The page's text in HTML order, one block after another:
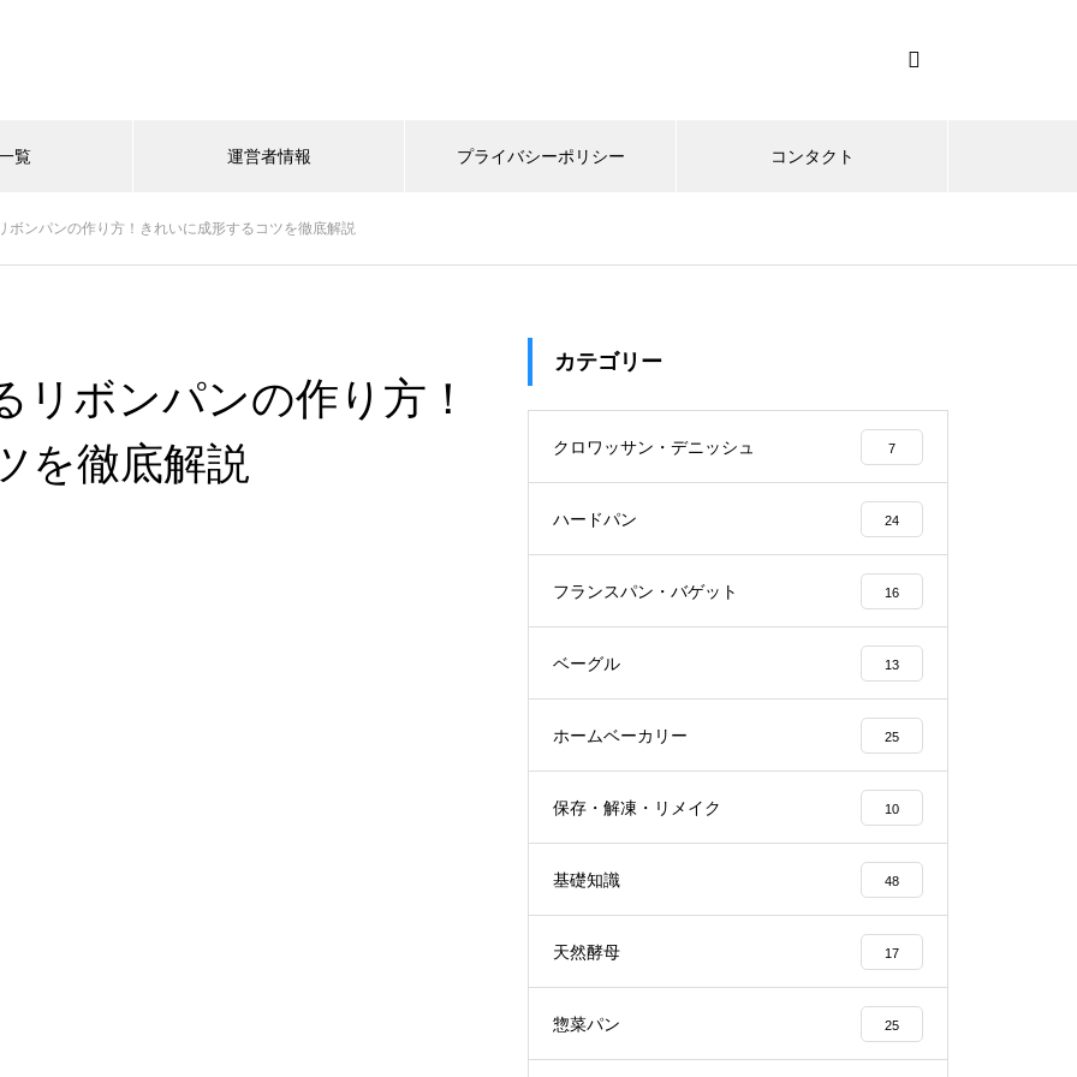
覧 運営者情報 プライバシーポリシー コンタクト
ボンパンの作り方！きれいに成形するコツを徹底解説
リボンパンの作り方！
を徹底解説
カテゴリー
クロワッサン・デニッシュ 7
ハードパン 24
フランスパン・バゲット 16
ベーグル 13
ホームベーカリー 25
保存・解凍・リメイク 10
基礎知識 48
天然酵母 17
惣菜パン 25